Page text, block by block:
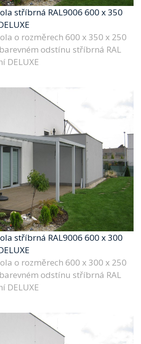
stříbrná RAL9006 600 x 350
o rozměrech 600 x 350 x 250
odstínu stříbrná RAL
DELUXE
stříbrná RAL9006 600 x 300
o rozměrech 600 x 300 x 250
odstínu stříbrná RAL
DELUXE